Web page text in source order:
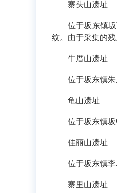
寨头山遗址
位于坂东镇坂
纹。由于采集的残
牛厝山遗址
位于坂东镇朱
龟山遗址
位于坂东镇坂
佳丽山遗址
位于坂东镇李
寨里山遗址